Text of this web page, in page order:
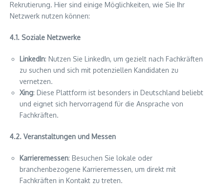
Rekrutierung. Hier sind einige Möglichkeiten, wie Sie Ihr
Netzwerk nutzen können:
4.1. Soziale Netzwerke
LinkedIn: Nutzen Sie LinkedIn, um gezielt nach Fachkräften
zu suchen und sich mit potenziellen Kandidaten zu
vernetzen.
Xing: Diese Plattform ist besonders in Deutschland beliebt
und eignet sich hervorragend für die Ansprache von
Fachkräften.
4.2. Veranstaltungen und Messen
Karrieremessen: Besuchen Sie lokale oder
branchenbezogene Karrieremessen, um direkt mit
Fachkräften in Kontakt zu treten.